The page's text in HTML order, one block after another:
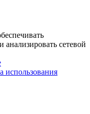
сетевой
использования